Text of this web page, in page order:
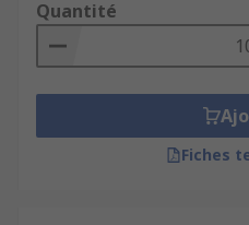
Quantité
Fiches